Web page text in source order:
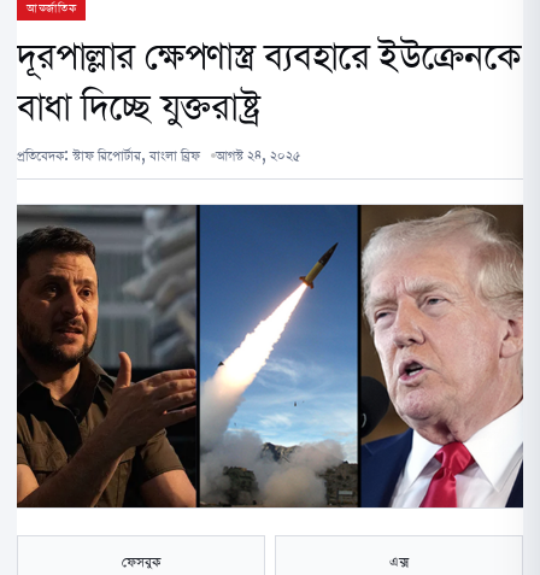
আন্তর্জাতিক
দূরপাল্লার ক্ষেপণাস্ত্র ব্যবহারে ইউক্রেনকে
বাধা দিচ্ছে যুক্তরাষ্ট্র
প্রতিবেদক: স্টাফ রিপোর্টার, বাংলা ব্রিফ আগস্ট ২৪, ২০২৫
ফেসবুক এক্স